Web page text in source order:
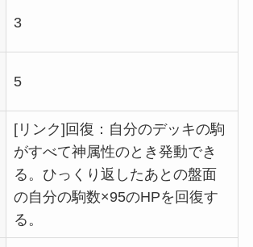
3
5
[リンク]回復：自分のデッキの駒
がすべて神属性のとき発動でき
る。ひっくり返したあとの盤面
の自分の駒数×95のHPを回復す
る。